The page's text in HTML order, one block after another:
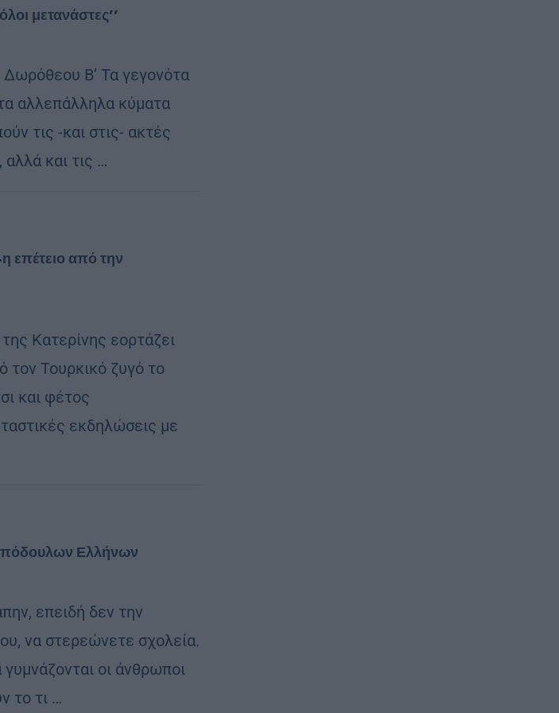
μετανάστες’’
Β’ Τα γεγονότα
αλλεπάλληλα κύματα
τις -και στις- ακτές
και τις …
επέτειο από την
Κατερίνης εορτάζει
Τουρκικό ζυγό το
και φέτος
εκδηλώσεις με
Ελλήνων
επειδή δεν την
να στερεώνετε σχολεία.
οι άνθρωποι
το τι …